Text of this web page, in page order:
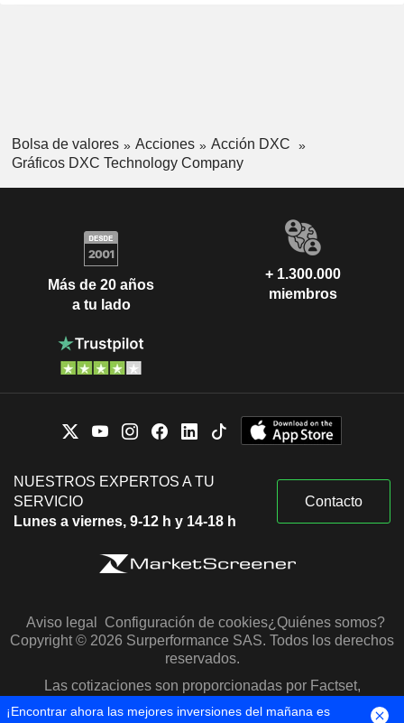
Bolsa de valores Acciones
Acción DXC
Gráficos DXC Technology Company
Más de 20 años
a tu lado
+ 1.300.000
miembros
NUESTROS EXPERTOS A TU
SERVICIO
Lunes a viernes, 9-12 h y 14-18 h
Contacto
Aviso legal Configuración de cookies¿Quiénes somos?
Copyright © 2026 Surperformance SAS. Todos los derechos
reservados.
Las cotizaciones son proporcionadas por Factset,
Morningstar y S&P Capital IQ
¡Encontrar ahora las mejores inversiones del mañana es